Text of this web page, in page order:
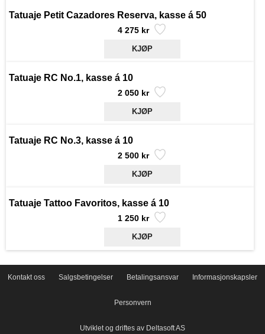
Tatuaje Petit Cazadores Reserva, kasse á 50
4 275 kr
Tatuaje RC No.1, kasse á 10
2 050 kr
Tatuaje RC No.3, kasse á 10
2 500 kr
Tatuaje Tattoo Favoritos, kasse á 10
1 250 kr
Kontakt oss Salgsbetingelser Betalingsansvar Informasjonskapsler
Personvern
Utviklet og driftes av Deltasoft AS